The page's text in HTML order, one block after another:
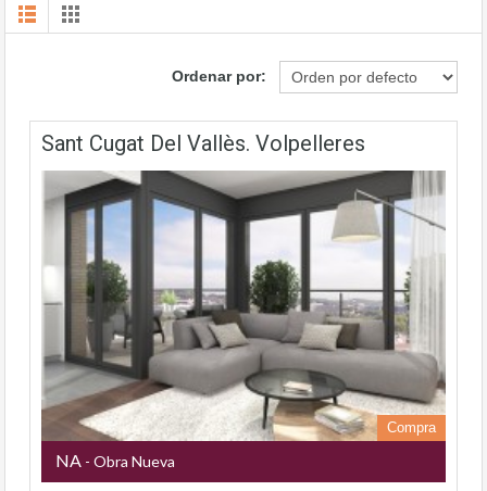
Ordenar por:
Sant Cugat Del Vallès. Volpelleres
Compra
NA - Obra Nueva